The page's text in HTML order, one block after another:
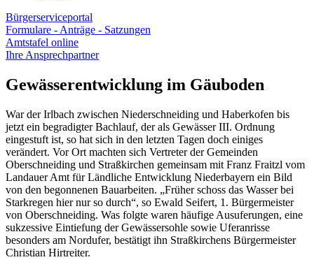
Bürgerserviceportal
Formulare - Anträge - Satzungen
Amtstafel online
Ihre Ansprechpartner
Gewässerentwicklung im Gäuboden
War der Irlbach zwischen Niederschneiding und Haberkofen bis
jetzt ein begradigter Bachlauf, der als Gewässer III. Ordnung
eingestuft ist, so hat sich in den letzten Tagen doch einiges
verändert. Vor Ort machten sich Vertreter der Gemeinden
Oberschneiding und Straßkirchen gemeinsam mit Franz Fraitzl vom
Landauer Amt für Ländliche Entwicklung Niederbayern ein Bild
von den begonnenen Bauarbeiten. „Früher schoss das Wasser bei
Starkregen hier nur so durch“, so Ewald Seifert, 1. Bürgermeister
von Oberschneiding. Was folgte waren häufige Ausuferungen, eine
sukzessive Eintiefung der Gewässersohle sowie Uferanrisse
besonders am Nordufer, bestätigt ihn Straßkirchens Bürgermeister
Christian Hirtreiter.